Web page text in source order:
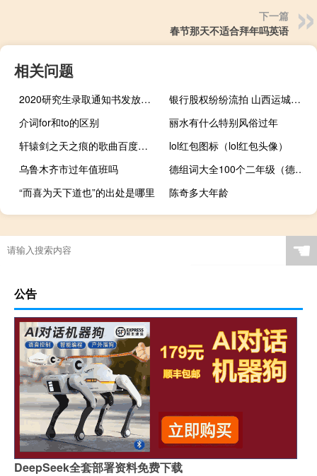
下一篇
春节那天不适合拜年吗英语
相关问题
2020研究生录取通知书发放推迟（2020研究生录取通知书发放时间）
银行股权纷纷流拍 山西运城农商行拿下中原银行股权
介词for和to的区别
丽水有什么特别风俗过年
轩辕剑之天之痕的歌曲百度云（轩辕剑之天之痕的歌曲）
lol红包图标（lol红包头像）
乌鲁木齐市过年值班吗
德组词大全100个二年级（德组词）
“而喜为天下道也”的出处是哪里
陈奇多大年龄
☚
公告
DeepSeek全套部署资料免费下载